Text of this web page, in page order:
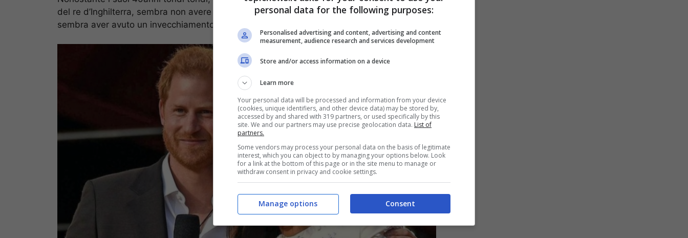
del re d’Inghilterra, sembra non avere sul viso molte rughe ma di recente il suo aspetto
sembra aver avuto un invecchiamento precoce.
personal data for the following purposes:
Personalised advertising and content, advertising and content
measurement, audience research and services development
Store and/or access information on a device
Learn more
Your personal data will be processed and information from your device
(cookies, unique identifiers, and other device data) may be stored by,
accessed by and shared with 319 partners, or used specifically by this
site. We and our partners may use precise geolocation data. List of
partners.
Some vendors may process your personal data on the basis of legitimate
interest, which you can object to by managing your options below. Look
for a link at the bottom of this page or in the site menu to manage or
withdraw consent in privacy and cookie settings.
Consent
Manage options